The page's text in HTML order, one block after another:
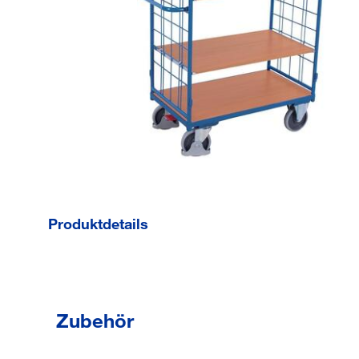
Produktdetails
RAL 5010 enzianblau pulverbeschichtet
Zubehör